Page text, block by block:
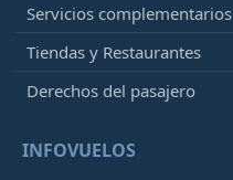
Servicios complementarios
Tiendas y Restaurantes
Derechos del pasajero
INFOVUELOS